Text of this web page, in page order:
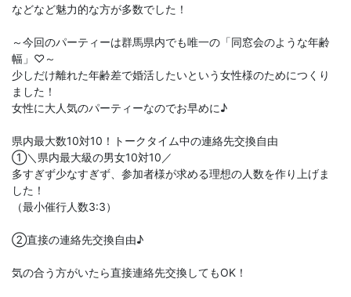
などなど魅力的な方が多数でした！
～今回のパーティーは群馬県内でも唯一の「同窓会のような年齢
幅」♡～
少しだけ離れた年齢差で婚活したいという女性様のためにつくり
ました！
女性に大人気のパーティーなのでお早めに♪
県内最大数10対10！トークタイム中の連絡先交換自由
①＼県内最大級の男女10対10／
多すぎず少なすぎず、参加者様が求める理想の人数を作り上げま
した！
（最小催行人数3:3）
②直接の連絡先交換自由♪
気の合う方がいたら直接連絡先交換してもOK！